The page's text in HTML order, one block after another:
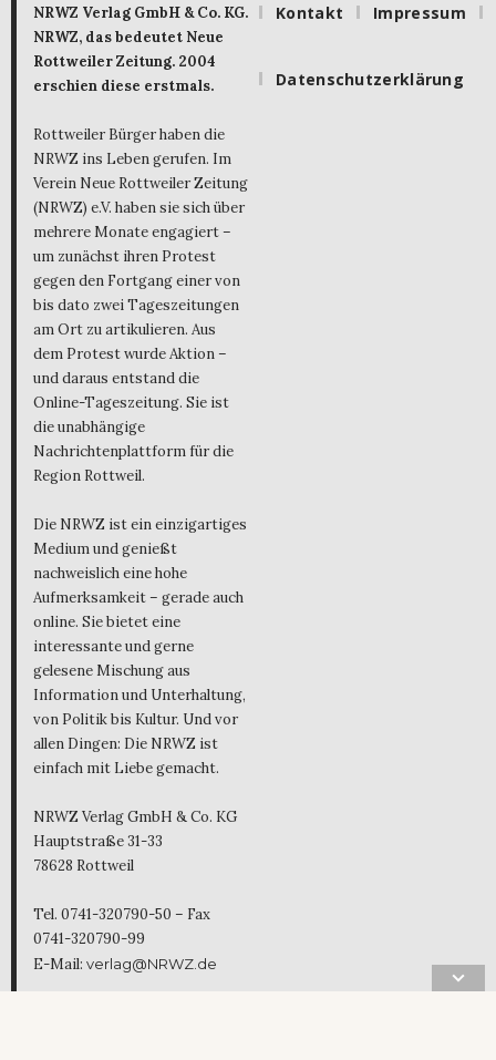
NRWZ Verlag GmbH & Co. KG.
NRWZ, das bedeutet Neue
Rottweiler Zeitung. 2004
erschien diese erstmals.
Rottweiler Bürger haben die
NRWZ ins Leben gerufen. Im
Verein Neue Rottweiler Zeitung
(NRWZ) e.V. haben sie sich über
mehrere Monate engagiert –
um zunächst ihren Protest
gegen den Fortgang einer von
bis dato zwei Tageszeitungen
am Ort zu artikulieren. Aus
dem Protest wurde Aktion –
und daraus entstand die
Online-Tageszeitung. Sie ist
die unabhängige
Nachrichtenplattform für die
Region Rottweil.
Die NRWZ ist ein einzigartiges
Medium und genießt
nachweislich eine hohe
Aufmerksamkeit – gerade auch
online. Sie bietet eine
interessante und gerne
gelesene Mischung aus
Information und Unterhaltung,
von Politik bis Kultur. Und vor
allen Dingen: Die NRWZ ist
einfach mit Liebe gemacht.
NRWZ Verlag GmbH & Co. KG
Hauptstraße 31-33
78628 Rottweil
Tel. 0741-320790-50 – Fax
0741-320790-99
E-Mail: verlag@NRWZ.de
Kontakt Impressum
Datenschutzerklärung